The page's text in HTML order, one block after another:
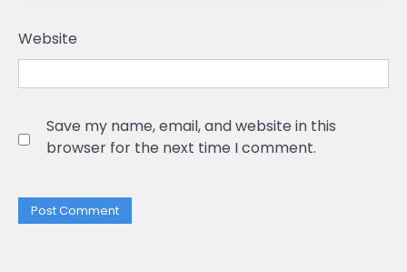
Website
Save my name, email, and website in this
browser for the next time I comment.